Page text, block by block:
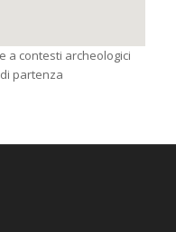
a contesti archeologici
partenza